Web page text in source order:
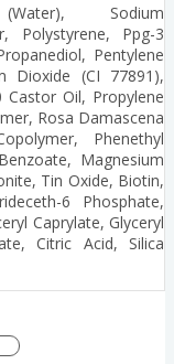
Sodium
Polystyrene, Ppg-3
Pentylene
Dioxide (CI 77891),
Castor Oil, Propylene
Rosa Damascena
Phenethyl
Magnesium
Tin Oxide, Biotin,
6 Phosphate,
Caprylate, Glyceryl
Citric Acid, Silica